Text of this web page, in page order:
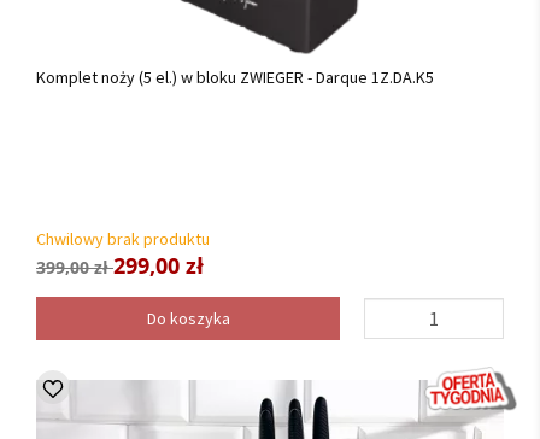
Komplet noży (5 el.) w bloku ZWIEGER - Darque 1Z.DA.K5
Chwilowy brak produktu
399,00 zł299,00 zł
Do koszyka